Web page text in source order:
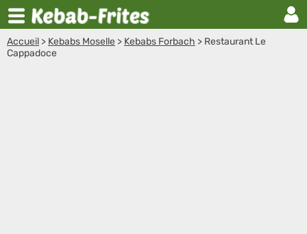
Accueil > Kebabs Moselle > Kebabs Forbach > Restaurant Le
Cappadoce